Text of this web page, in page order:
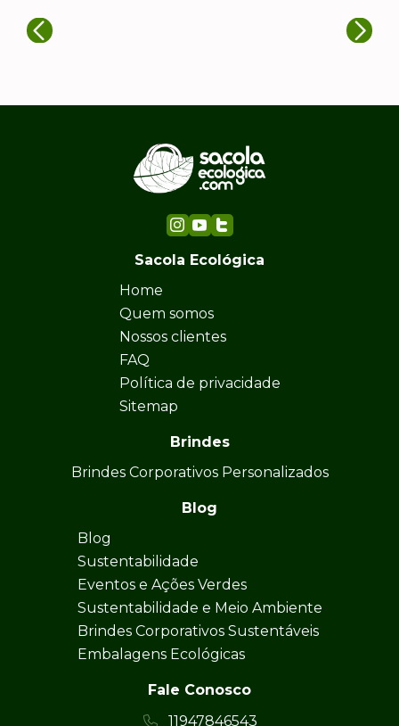
Sacola Ecológica
Home
Quem somos
Nossos clientes
FAQ
Política de privacidade
Sitemap
Brindes
Brindes Corporativos Personalizados
Blog
Blog
Sustentabilidade
Eventos e Ações Verdes
Sustentabilidade e Meio Ambiente
Brindes Corporativos Sustentáveis
Embalagens Ecológicas
Fale Conosco
11947846543